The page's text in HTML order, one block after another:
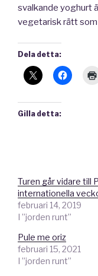
svalkande yoghurt
vegetarisk rätt som
Dela detta:
Gilla detta:
Turen går vidare till
internationella
februari 14, 2019
I ”jorden runt”
Pule me oriz
februari 15, 2021
I ”jorden runt”